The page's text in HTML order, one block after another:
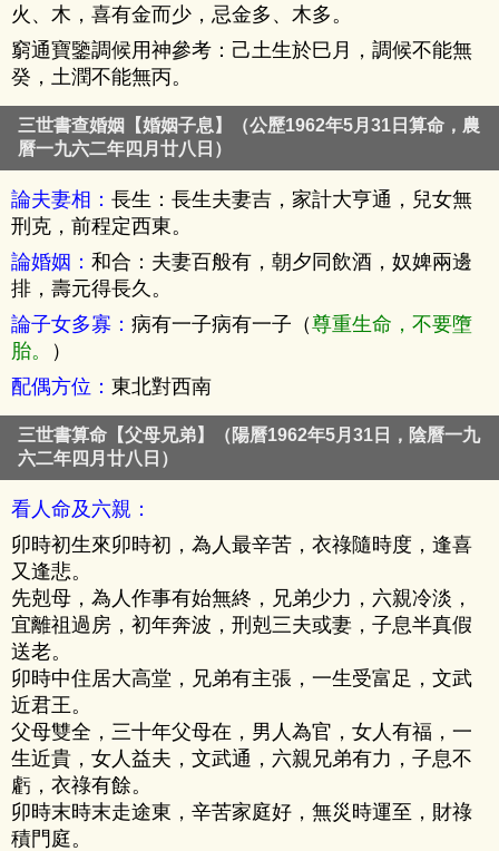
火、木，喜有金而少，忌金多、木多。
窮通寶鑒調候用神參考：己土生於巳月，調候不能無
癸，土潤不能無丙。
三世書查婚姻【婚姻子息】（公歷1962年5月31日算命，農
曆一九六二年四月廿八日）
論夫妻相： 長生：長生夫妻吉，家計大亨通，兒女無
刑克，前程定西東。
論婚姻： 和合：夫妻百般有，朝夕同飲酒，奴婢兩邊
排，壽元得長久。
論子女多寡： 病有一子病有一子（尊重生命，不要墮
胎。
）
配偶方位： 東北對西南
三世書算命【父母兄弟】（陽曆1962年5月31日，陰曆一九
六二年四月廿八日）
看人命及六親：
卯時初生來卯時初，為人最辛苦，衣祿隨時度，逢喜
又逢悲。
先剋母，為人作事有始無終，兄弟少力，六親冷淡，
宜離祖過房，初年奔波，刑剋三夫或妻，子息半真假
送老。
卯時中住居大高堂，兄弟有主張，一生受富足，文武
近君王。
父母雙全，三十年父母在，男人為官，女人有福，一
生近貴，女人益夫，文武通，六親兄弟有力，子息不
虧，衣祿有餘。
卯時末時末走途東，辛苦家庭好，無災時運至，財祿
積門庭。